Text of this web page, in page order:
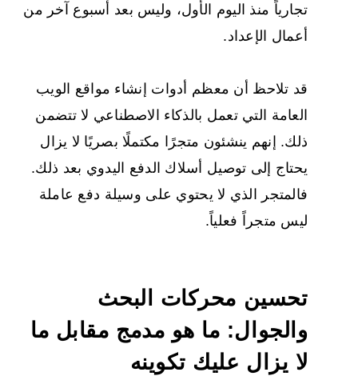
تجارياً منذ اليوم الأول، وليس بعد أسبوع آخر من
أعمال الإعداد.
قد تلاحظ أن معظم أدوات إنشاء مواقع الويب
العامة التي تعمل بالذكاء الاصطناعي لا تتضمن
ذلك. إنهم ينشئون متجرًا مكتملًا بصريًا لا يزال
يحتاج إلى توصيل أسلاك الدفع اليدوي بعد ذلك.
فالمتجر الذي لا يحتوي على وسيلة دفع عاملة
ليس متجراً فعلياً.
تحسين محركات البحث
والجوال: ما هو مدمج مقابل ما
لا يزال عليك تكوينه